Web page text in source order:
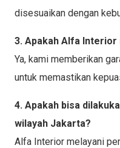
disesuaikan dengan
3. Apakah Alfa
Ya, kami memberikan
untuk memastikan
4. Apakah bisa
wilayah Jakarta?
Alfa Interior melayani